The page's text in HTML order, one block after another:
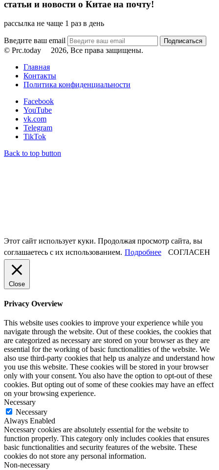
статьи и новости о Китае на почту!
рассылка не чаще 1 раз в день
Введите ваш email
© Prc.today
2026, Все права защищены.
Главная
Контакты
Политика конфиденциальности
Facebook
YouTube
vk.com
Telegram
TikTok
Back to top button
Этот сайт использует куки. Продолжая просмотр сайта, вы
соглашаетесь с их использованием. Подробнее СОГЛАСЕН
Close
Privacy Overview
This website uses cookies to improve your experience while you
navigate through the website. Out of these cookies, the cookies that
are categorized as necessary are stored on your browser as they are
essential for the working of basic functionalities of the website. We
also use third-party cookies that help us analyze and understand how
you use this website. These cookies will be stored in your browser
only with your consent. You also have the option to opt-out of these
cookies. But opting out of some of these cookies may have an effect
on your browsing experience.
Necessary
Necessary
Always Enabled
Necessary cookies are absolutely essential for the website to
function properly. This category only includes cookies that ensures
basic functionalities and security features of the website. These
cookies do not store any personal information.
Non-necessary